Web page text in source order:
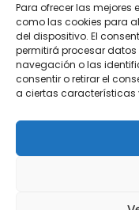
Para ofrecer las mejores
como las cookies para
del dispositivo. El
permitirá procesar
navegación o las
consentir o retirar el
a ciertas características
Guía de viaje por
Cómo funciona la
Para propietarios
Publica tu
Aviso para
Sobre la web